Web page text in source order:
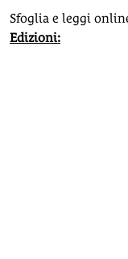
Sfoglia e leggi
Edizioni: